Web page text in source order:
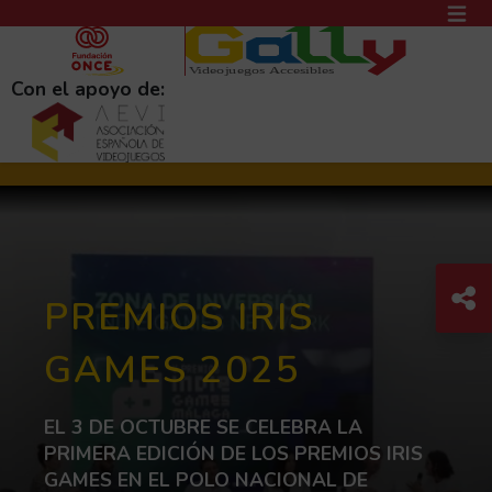
PASAR AL CONTENIDO PRINCIPAL
Con el apoyo de:
PREMIOS IRIS
GAMES 2025
EL 3 DE OCTUBRE SE CELEBRA LA
PRIMERA EDICIÓN DE LOS PREMIOS IRIS
GAMES EN EL POLO NACIONAL DE